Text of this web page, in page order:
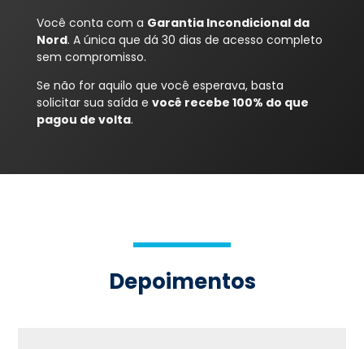
Você conta com a Garantia Incondicional da
Nord. A única que dá 30 dias de acesso completo
sem compromisso.
Se não for aquilo que você esperava, basta
solicitar sua saída e você recebe 100% do que
pagou de volta.
Depoimentos